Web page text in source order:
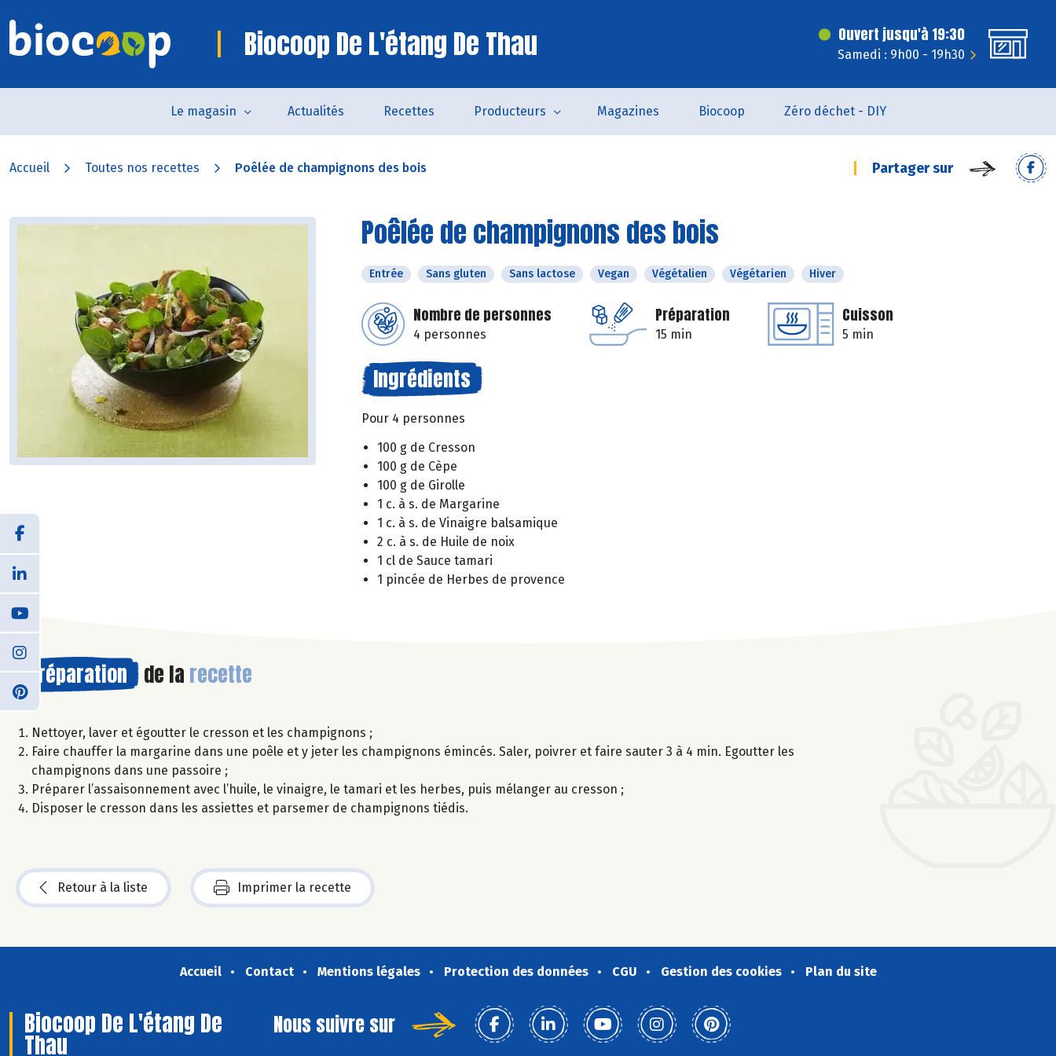
Biocoop De L'étang De Thau Ouvert jusqu'à 19:30
Samedi : 9h00 - 19h30
Le magasin Actualités Recettes Producteurs Magazines Biocoop Zéro déchet - DIY
Accueil Toutes nos recettes Poêlée de champignons des bois Partager sur
Poêlée de champignons des bois
Entrée Sans gluten Sans lactose Vegan Végétalien Végétarien Hiver
Nombre de personnes
4 personnes
Préparation
15 min
Cuisson
5 min
Ingrédients
Pour 4 personnes
100 g de Cresson
100 g de Cèpe
100 g de Girolle
1 c. à s. de Margarine
1 c. à s. de Vinaigre balsamique
2 c. à s. de Huile de noix
1 cl de Sauce tamari
1 pincée de Herbes de provence
Préparation de la recette
Nettoyer, laver et égoutter le cresson et les champignons ;
Faire chauffer la margarine dans une poêle et y jeter les champignons émincés. Saler, poivrer et faire sauter 3 à 4 min. Egoutter les
champignons dans une passoire ;
Préparer l’assaisonnement avec l’huile, le vinaigre, le tamari et les herbes, puis mélanger au cresson ;
Disposer le cresson dans les assiettes et parsemer de champignons tiédis.
Retour à la liste Imprimer la recette
Accueil Contact Mentions légales Protection des données CGU Gestion des cookies Plan du site
Biocoop De L'étang De
Thau
Nous suivre sur